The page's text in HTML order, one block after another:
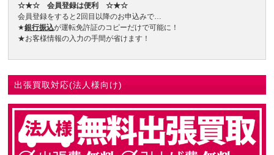
☆★☆ 会員登録は便利 ☆★☆
会員登録をすると2回目以降のお申込みで…
★銀行振込が運転免許証のコピーだけで可能に！
★お客様情報の入力の手間が省けます！
出張買取対応(法人様向け)